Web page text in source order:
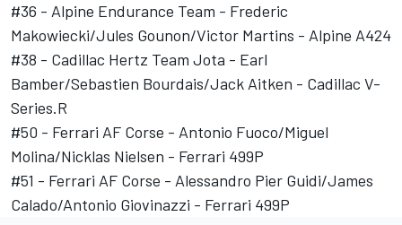
#36 - Alpine Endurance Team - Frederic
Makowiecki/Jules Gounon/Victor Martins - Alpine A424
#38 - Cadillac Hertz Team Jota - Earl
Bamber/Sebastien Bourdais/Jack Aitken - Cadillac V-
Series.R
#50 - Ferrari AF Corse - Antonio Fuoco/Miguel
Molina/Nicklas Nielsen - Ferrari 499P
#51 - Ferrari AF Corse - Alessandro Pier Guidi/James
Calado/Antonio Giovinazzi - Ferrari 499P